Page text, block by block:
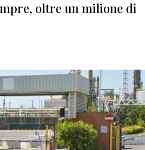
oltre un milione di